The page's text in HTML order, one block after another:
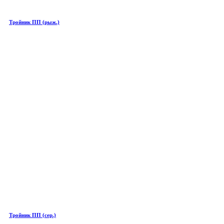
Тройник ПП (рыж.)
Тройник ПП (сер.)